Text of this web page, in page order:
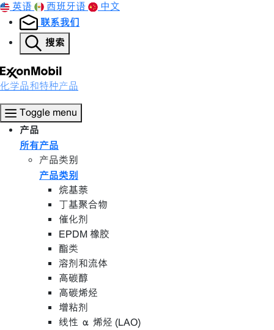
英语
西班牙语 中文
联系我们
搜索
化学品和特种产品
Toggle menu
产品
所有产品
产品类别
产品类别
烷基萘
丁基聚合物
催化剂
EPDM 橡胶
酯类
溶剂和流体
高碳醇
高碳烯烃
增粘剂
线性 α 烯烃 (LAO)